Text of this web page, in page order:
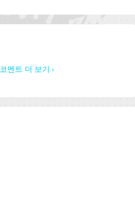
코멘트 더 보기 ›